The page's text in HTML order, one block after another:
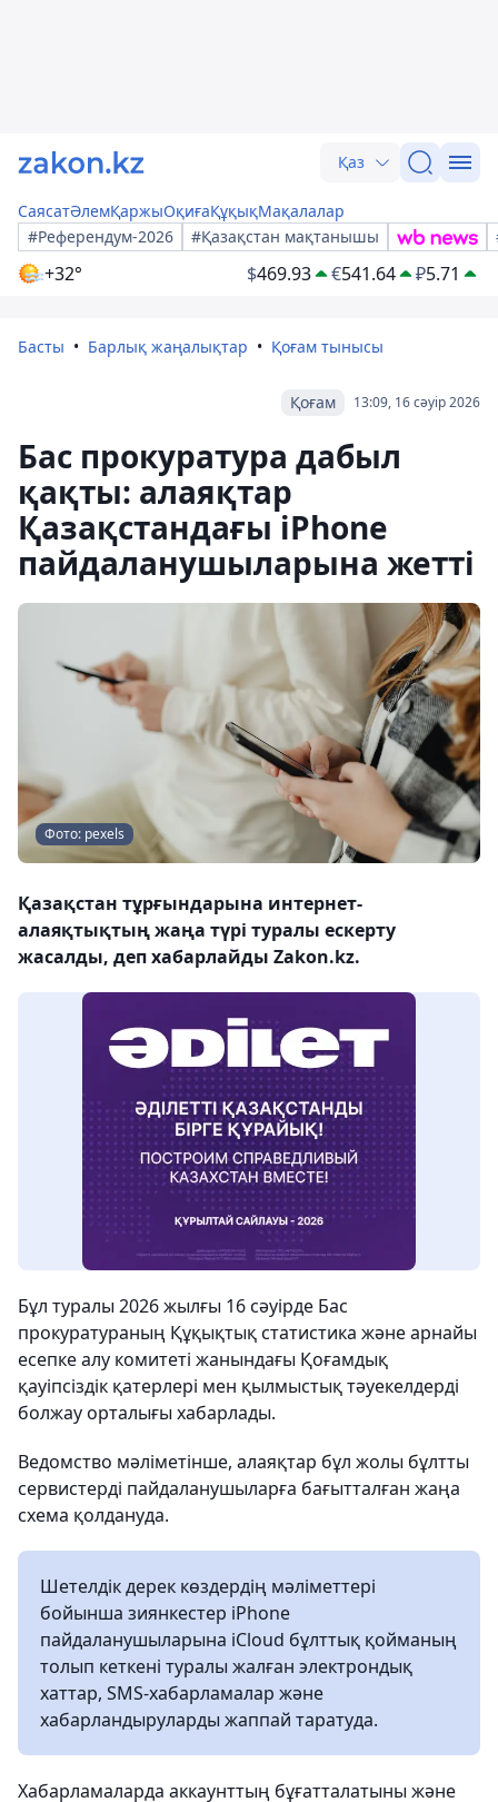
Қаз
СаясатӘлемҚаржыОқиғаҚұқықМақалалар
#Референдум-2026
#Қазақстан мақтанышы
+32° $469.93 €541.64 ₽5.71
Басты Барлық жаңалықтар Қоғам тынысы
13:09, 16 сәуір 2026
Қоғам
Бас прокуратура дабыл
қақты: алаяқтар
Қазақстандағы iPhone
пайдаланушыларына жетті
Фото: pexels
Қазақстан тұрғындарына интернет-
алаяқтықтың жаңа түрі туралы ескерту
жасалды, деп хабарлайды Zakon.kz.
Бұл туралы 2026 жылғы 16 сәуірде Бас
прокуратураның Құқықтық статистика және арнайы
есепке алу комитеті жанындағы Қоғамдық
қауіпсіздік қатерлері мен қылмыстық тәуекелдерді
болжау орталығы хабарлады.
Ведомство мәліметінше, алаяқтар бұл жолы бұлтты
сервистерді пайдаланушыларға бағытталған жаңа
схема қолдануда.
Шетелдік дерек көздердің мәліметтері
бойынша зиянкестер iPhone
пайдаланушыларына iCloud бұлттық қойманың
толып кеткені туралы жалған электрондық
хаттар, SMS-хабарламалар және
хабарландыруларды жаппай таратуда.
Хабарламаларда аккаунттың бұғатталатыны және